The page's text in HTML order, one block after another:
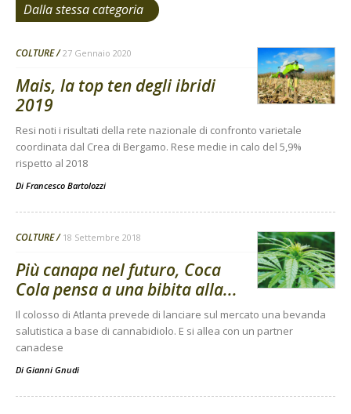
Dalla stessa categoria
COLTURE 27 Gennaio 2020
Mais, la top ten degli ibridi
2019
Resi noti i risultati della rete nazionale di confronto varietale
coordinata dal Crea di Bergamo. Rese medie in calo del 5,9%
rispetto al 2018
Di Francesco Bartolozzi
COLTURE 18 Settembre 2018
Più canapa nel futuro, Coca
Cola pensa a una bibita alla...
Il colosso di Atlanta prevede di lanciare sul mercato una bevanda
salutistica a base di cannabidiolo. E si allea con un partner
canadese
Di Gianni Gnudi